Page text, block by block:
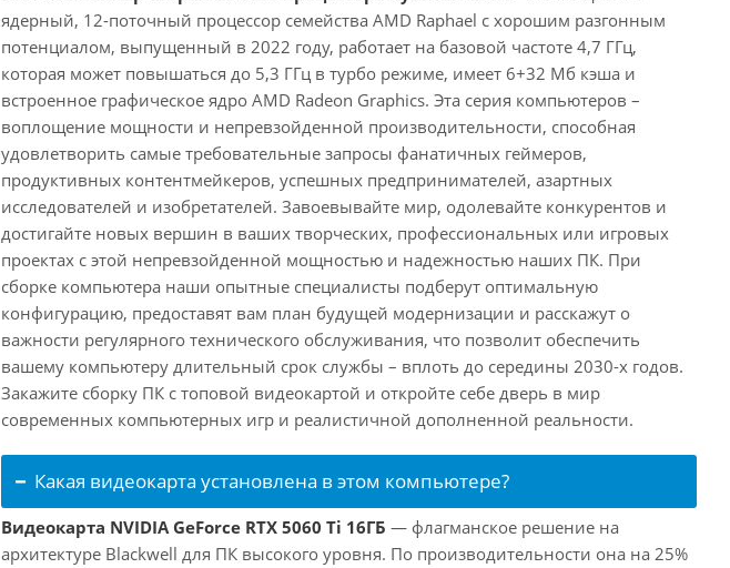
ядерный, 12-поточный процессор семейства AMD Raphael с хорошим разгонным
потенциалом, выпущенный в 2022 году, работает на базовой частоте 4,7 ГГц,
которая может повышаться до 5,3 ГГц в турбо режиме, имеет 6+32 Мб кэша и
встроенное графическое ядро AMD Radeon Graphics. Эта серия компьютеров –
воплощение мощности и непревзойденной производительности, способная
удовлетворить самые требовательные запросы фанатичных геймеров,
продуктивных контентмейкеров, успешных предпринимателей, азартных
исследователей и изобретателей. Завоевывайте мир, одолевайте конкурентов и
достигайте новых вершин в ваших творческих, профессиональных или игровых
проектах с этой непревзойденной мощностью и надежностью наших ПК. При
сборке компьютера наши опытные специалисты подберут оптимальную
конфигурацию, предоставят вам план будущей модернизации и расскажут о
важности регулярного технического обслуживания, что позволит обеспечить
вашему компьютеру длительный срок службы – вплоть до середины 2030-х годов.
Закажите сборку ПК с топовой видеокартой и откройте себе дверь в мир
современных компьютерных игр и реалистичной дополненной реальности.
Какая видеокарта установлена в этом компьютере?
Видеокарта NVIDIA GeForce RTX 5060 Ti 16ГБ — флагманское решение на
архитектуре Blackwell для ПК высокого уровня. По производительности она на 25%